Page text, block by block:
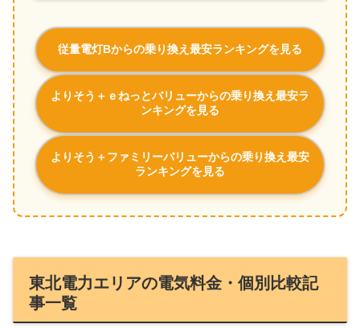
従量電灯Bからの乗り換え最安ランキングを見る
よりそう＋ｅねっとバリューからの乗り換え最安ラ
ンキングを見る
よりそう＋ファミリーバリューからの乗り換え最安
ランキングを見る
東北電力エリアの電気料金・個別比較記
事一覧